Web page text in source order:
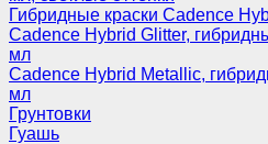
Гибридные краски Cadence
Cadence Hybrid Glitter,
мл
Cadence Hybrid Metallic,
мл
Грунтовки
Гуашь